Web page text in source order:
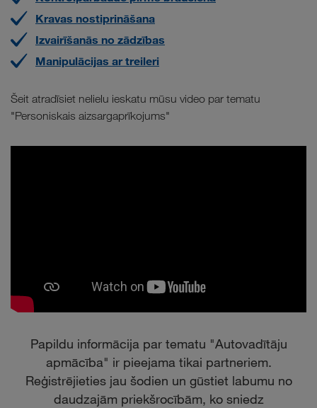
Kravas nostiprināšana
Izvairīšanās no zādzības
Manipulācijas ar treileri
Šeit atradīsiet nelielu ieskatu mūsu video par tematu
"Personiskais aizsargaprīkojums"
Papildu informācija par tematu "Autovadītāju
apmācība" ir pieejama tikai partneriem.
Reģistrējieties jau šodien un gūstiet labumu no
daudzajām priekšrocībām, ko sniedz